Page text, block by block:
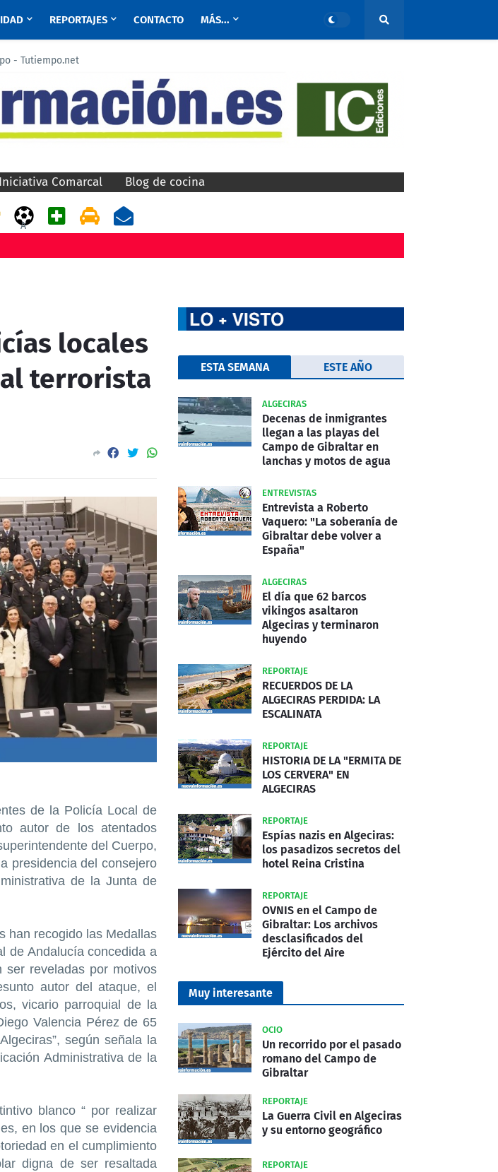
REPORTAJES CONTACTO MÁS...
- Tutiempo.net
Iniciativa Comarcal Blog de cocina
A
locales
terrorista
de la Policía Local de
autor de los atentados
del Cuerpo,
presidencia del consejero
de la Junta de
han recogido las Medallas
de Andalucía concedida a
ser reveladas por motivos
autor del ataque, el
vicario parroquial de la
Valencia Pérez de 65
según señala la
Administrativa de la
blanco “ por realizar
en los que se evidencia
en el cumplimiento
digna de ser resaltada
ESTA SEMANA ESTE AÑO
ALGECIRAS
Decenas de inmigrantes
llegan a las playas del
Campo de Gibraltar en
lanchas y motos de agua
ENTREVISTAS
Entrevista a Roberto
Vaquero: "La soberanía de
Gibraltar debe volver a
España"
ALGECIRAS
El día que 62 barcos
vikingos asaltaron
Algeciras y terminaron
huyendo
REPORTAJE
RECUERDOS DE LA
ALGECIRAS PERDIDA: LA
ESCALINATA
REPORTAJE
HISTORIA DE LA "ERMITA DE
LOS CERVERA" EN
ALGECIRAS
REPORTAJE
Espías nazis en Algeciras:
los pasadizos secretos del
hotel Reina Cristina
REPORTAJE
OVNIS en el Campo de
Gibraltar: Los archivos
desclasificados del
Ejército del Aire
Muy interesante
OCIO
Un recorrido por el pasado
romano del Campo de
Gibraltar
REPORTAJE
La Guerra Civil en Algeciras
y su entorno geográfico
REPORTAJE